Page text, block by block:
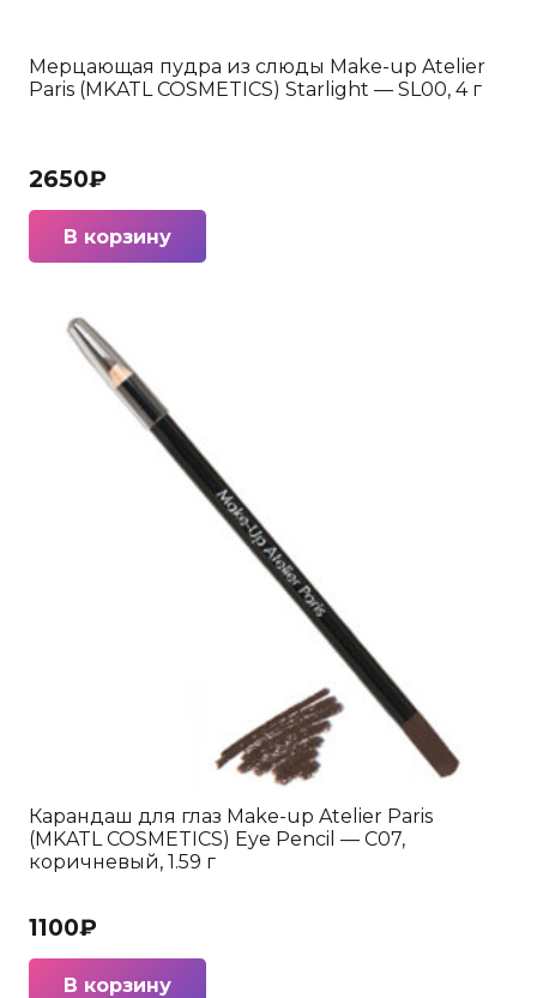
Мерцающая пудра из слюды Make-up Atelier
Paris (MKATL COSMETICS) Starlight — SL00, 4 г
2650₽
В корзину
Карандаш для глаз Make-up Atelier Paris
(MKATL COSMETICS) Eye Pencil — C07,
коричневый, 1.59 г
1100₽
В корзину